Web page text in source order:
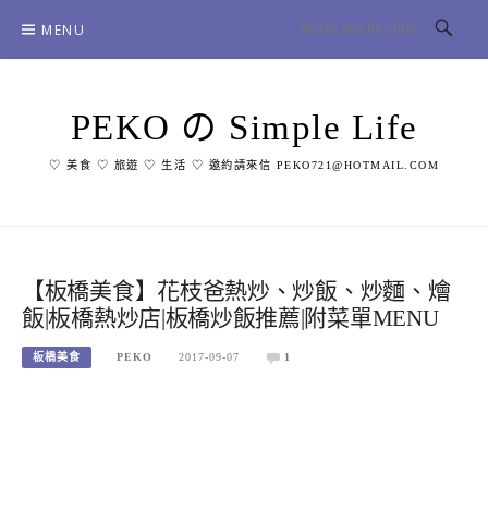
content
MENU
PEKO の Simple Life
♡ 美食 ♡ 旅遊 ♡ 生活 ♡ 邀約請來信 PEKO721@HOTMAIL.COM
【板橋美食】花枝爸熱炒、炒飯、炒麵、燴
飯|板橋熱炒店|板橋炒飯推薦|附菜單MENU
板橋美食 PEKO 2017-09-07 1